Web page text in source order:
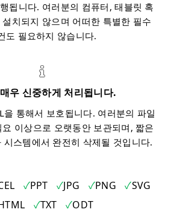
됩니다. 여러분의 컴퓨터, 태블릿 혹
치되지 않으며 어떠한 특별한 필수
도 필요하지 않습니다.
우 신중하게 처리됩니다.
을 통해서 보호됩니다. 여러분의 파일
이상으로 오랫동안 보관되며, 짧은
시스템에서 완전히 삭제될 것입니다.
PPT JPG PNG
SVG
TXT ODT